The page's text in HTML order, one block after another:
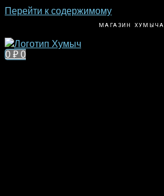
Перейти к содержимому
МАГАЗИН ХУМЫЧА
0 ₽ 0